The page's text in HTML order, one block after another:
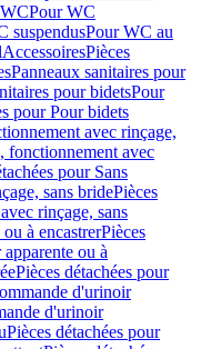
Pour WC
suspendusPour WC au
AccessoiresPièces
Panneaux sanitaires pour
pour bidetsPour
pour Pour bidets
avec rinçage,
fonctionnement avec
pour Sans
sans bridePièces
rinçage, sans
à encastrerPièces
ou à
Pièces détachées pour
d'urinoir
d'urinoir
Pièces détachées pour